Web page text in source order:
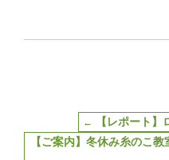
←
【レポート】
【ご案内】冬休み糸のこ